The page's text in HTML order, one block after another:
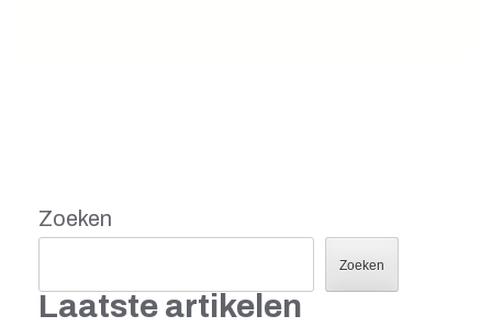
Zoeken
Zoeken
Laatste artikelen